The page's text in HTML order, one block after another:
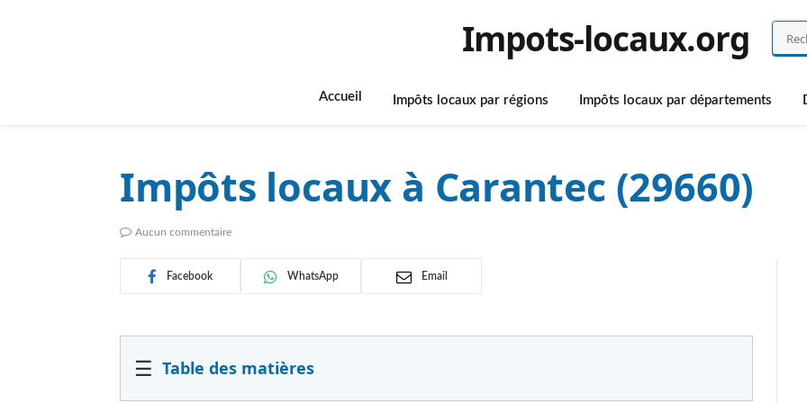
Impots-locaux.org
Accueil Impôts locaux par régions Impôts locaux par départements
Impôts locaux à Carantec (29660)
Aucun commentaire
Facebook WhatsApp Email
☰ Table des matières